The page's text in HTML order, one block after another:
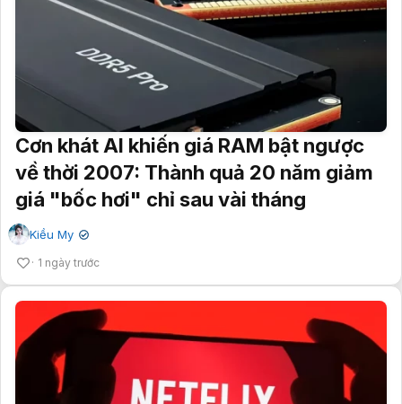
Cơn khát AI khiến giá RAM bật ngược
về thời 2007: Thành quả 20 năm giảm
giá "bốc hơi" chỉ sau vài tháng
Kiều My ✔
1 ngày trước